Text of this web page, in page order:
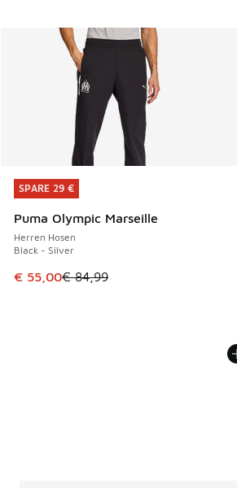
SPARE 29 €
Puma Olympic Marseille
Herren Hosen
Black - Silver
Dieser Artikel ist im Sale. Der Preis
€ 55,00€ 84,99
SPARE 29 €